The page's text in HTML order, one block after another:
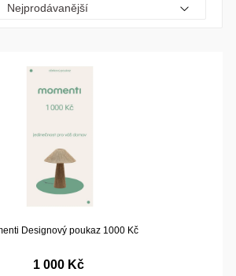
Designový poukaz 1000 Kč
1 000 Kč